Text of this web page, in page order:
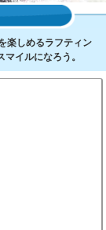
楽しめるラフティン
イルになろう。